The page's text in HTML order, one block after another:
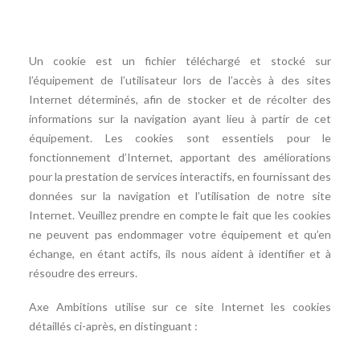
Un cookie est un fichier téléchargé et stocké sur
l’équipement de l’utilisateur lors de l’accès à des sites
Internet déterminés, afin de stocker et de récolter des
informations sur la navigation ayant lieu à partir de cet
équipement. Les cookies sont essentiels pour le
fonctionnement d’Internet, apportant des améliorations
pour la prestation de services interactifs, en fournissant des
données sur la navigation et l’utilisation de notre site
Internet. Veuillez prendre en compte le fait que les cookies
ne peuvent pas endommager votre équipement et qu’en
échange, en étant actifs, ils nous aident à identifier et à
résoudre des erreurs.
Axe Ambitions utilise sur ce site Internet les cookies
détaillés ci-après, en distinguant :